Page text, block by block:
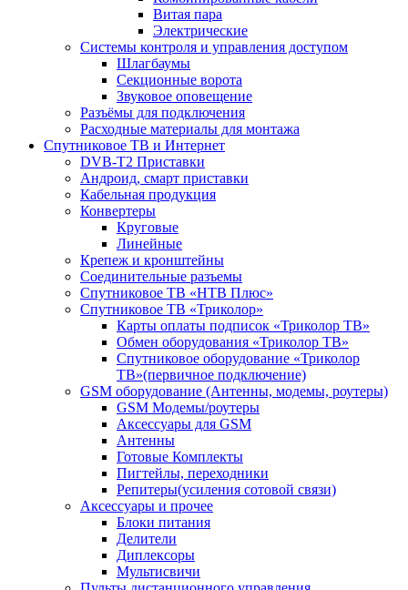
Витая пара
Электрические
Системы контроля и управления доступом
Шлагбаумы
Секционные ворота
Звуковое оповещение
Разъёмы для подключения
Расходные материалы для монтажа
Спутниковое ТВ и Интернет
DVB-Т2 Приставки
Андроид, смарт приставки
Кабельная продукция
Конвертеры
Круговые
Линейные
Крепеж и кронштейны
Соединительные разъемы
Спутниковое ТВ «НТВ Плюс»
Спутниковое ТВ «Триколор»
Карты оплаты подписок «Триколор ТВ»
Обмен оборудования «Триколор ТВ»
Спутниковое оборудование «Триколор
ТВ»(первичное подключение)
GSM оборудование (Антенны, модемы, роутеры)
GSM Модемы/роутеры
Аксессуары для GSM
Антенны
Готовые Комплекты
Пигтейлы, переходники
Репитеры(усиления сотовой связи)
Аксессуары и прочее
Блоки питания
Делители
Диплексоры
Мультисвичи